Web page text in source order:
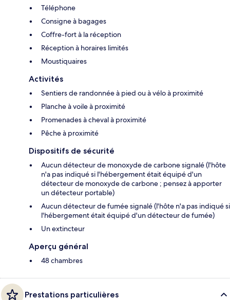
Téléphone
Consigne à bagages
Coffre-fort à la réception
Réception à horaires limités
Moustiquaires
Activités
Sentiers de randonnée à pied ou à vélo à proximité
Planche à voile à proximité
Promenades à cheval à proximité
Pêche à proximité
Dispositifs de sécurité
Aucun détecteur de monoxyde de carbone signalé (l'hôte
n'a pas indiqué si l'hébergement était équipé d'un
détecteur de monoxyde de carbone ; pensez à apporter
un détecteur portable)
Aucun détecteur de fumée signalé (l'hôte n'a pas indiqué si
l'hébergement était équipé d'un détecteur de fumée)
Un extincteur
Aperçu général
48 chambres
Prestations particulières